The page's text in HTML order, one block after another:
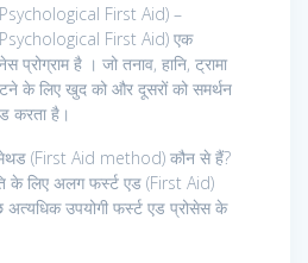
First Aid) –
First Aid) एक
प्रोग्राम है । जो तनाव, हानि, ट्रामा
के लिए खुद को और दूसरों को समर्थन
करता है।
(First Aid method) कौन से हैं?
के लिए अलग फर्स्ट एड (First Aid)
उपयोगी फर्स्ट एड प्रोसेस के